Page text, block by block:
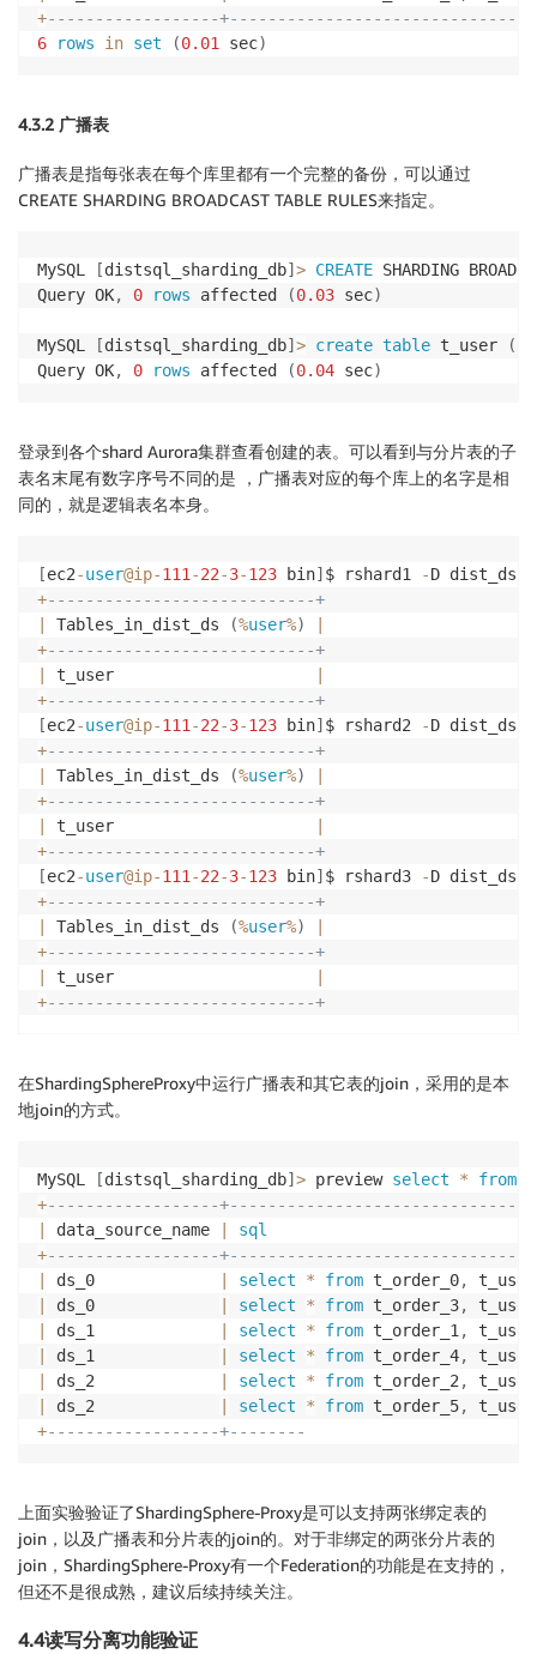
+------------------
6
rows in set (0.01 sec)
4.3.2 广播表
广播表是指每张表在每个库里都有一个完整的备份，可以通过
CREATE SHARDING BROADCAST TABLE RULES来指定。
MySQL [distsql_sharding_db] > CREATE SHARDING
Query OK, 0 rows affected (0.03 sec)
MySQL [distsql_sharding_db] > create table t_user (
Query OK, 0 rows affected (0.04 sec)
登录到各个shard Aurora集群查看创建的表。可以看到与分片表的子
表名末尾有数字序号不同的是 ，广播表对应的每个库上的名字是相
同的，就是逻辑表名本身。
[ec2-user@ip-111 -22-3-123 bin] $ rshard1 -D dist_ds
+----------------------------+
Tables_in_dist_ds (%user%)
+----------------------------+
t_user
+----------------------------+
[ec2-user@ip-111 -22-3-123 bin] $ rshard2 -D dist_ds
+----------------------------+
Tables_in_dist_ds (%user%)
+----------------------------+
t_user
+----------------------------+
[ec2-user@ip-111 -22-3-123 bin] $ rshard3 -D dist_ds
+----------------------------+
Tables_in_dist_ds (%user%)
+----------------------------+
t_user
+----------------------------+
在ShardingSphereProxy中运行广播表和其它表的join，采用的是本
地join的方式。
MySQL [distsql_sharding_db] > preview select * from
+------------------
data_source_name
sql
+------------------
ds_0 select * from t_order_0,
ds_0 select * from t_order_3,
ds_1 select * from t_order_1 ,
ds_1 select * from t_order_4,
ds_2 select * from t_order_2 ,
ds_2 select * from t_order_5,
+------------------+--------
上面实验验证了ShardingSphere-Proxy是可以支持两张绑定表的
join，以及广播表和分片表的join的。对于非绑定的两张分片表的
join，ShardingSphere-Proxy有一个Federation的功能是在支持的，
但还不是很成熟，建议后续持续关注。
4.4读写分离功能验证